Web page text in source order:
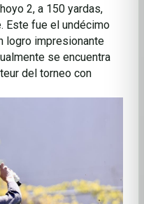
2, a 150 yardas,
Este fue el undécimo
logro impresionante
se encuentra
del torneo con